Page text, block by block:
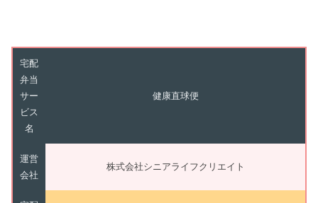
宅配
弁当
サー
ビス
名
健康直球便
運営
会社
株式会社シニアライフクリエイト